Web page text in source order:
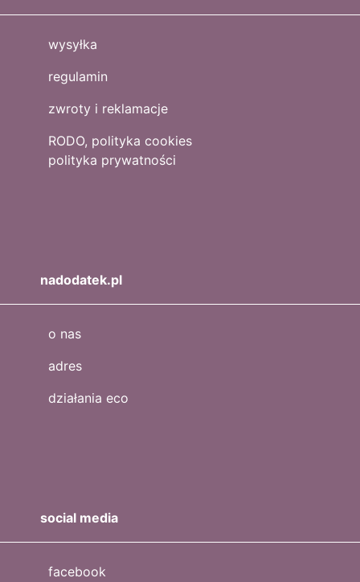
wysyłka
regulamin
zwroty i reklamacje
RODO, polityka cookies
polityka prywatności
nadodatek.pl
o nas
adres
działania eco
social media
facebook